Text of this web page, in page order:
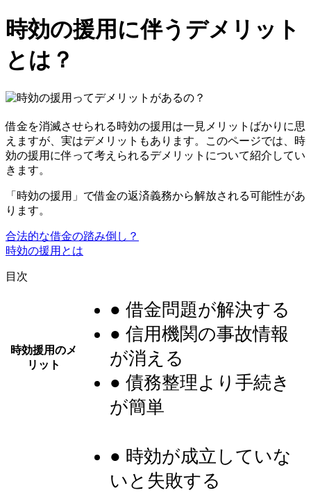
時効の援用に伴うデメリット
とは？
借金を消滅させられる時効の援用は一見メリットばかりに思
えますが、実はデメリットもあります。このページでは、時
効の援用に伴って考えられるデメリットについて紹介してい
きます。
「時効の援用」で借金の返済義務から解放される可能性があ
ります。
合法的な借金の踏み倒し？
時効の援用とは
目次
時効援用のメ
リット
● 借金問題が解決する
● 信用機関の事故情報
が消える
● 債務整理より手続き
が簡単
● 時効が成立していな
いと失敗する